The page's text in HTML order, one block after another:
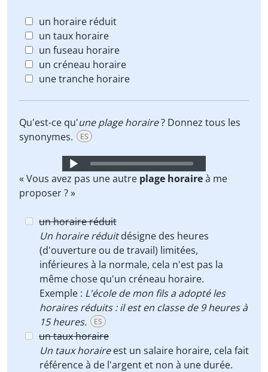
un horaire réduit
un taux horaire
un fuseau horaire
un créneau horaire
une tranche horaire
Qu'est-ce qu'une plage horaire? Donnez tous les
synonymes.
ES
Audio
Player
« Vous avez pas une autre plage horaireà me
proposer ? »
un horaire réduit
Un horaire réduitdésigne des heures
(d'ouverture ou de travail) limitées,
inférieures à la normale, cela n'est pas la
même chose qu'un créneau horaire.
Exemple : L'école de mon fils a adopté les
horaires réduits : il est en classe de 9 heures à
15 heures.
ES
un taux horaire
Un taux horaireest un salaire horaire, cela fait
référence à de l'argent et non à une durée.